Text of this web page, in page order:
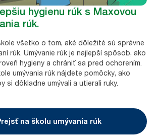
hygienu rúk s Maxovou
rúk.
všetko o tom, aké dôležité sú správne
rúk. Umývanie rúk je najlepší spôsob, ako
hygieny a chrániť sa pred ochorením.
umývania rúk nájdete pomôcky, ako
si dôkladne umývali a utierali ruky.
na školu umývania rúk